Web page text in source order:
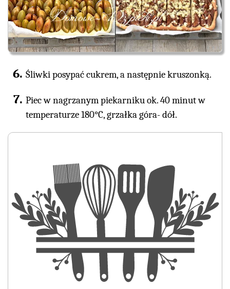
Śliwki posypać cukrem, a następnie kruszonką.
Piec w nagrzanym piekarniku ok. 40 minut w
temperaturze 180°C, grzałka góra- dół.